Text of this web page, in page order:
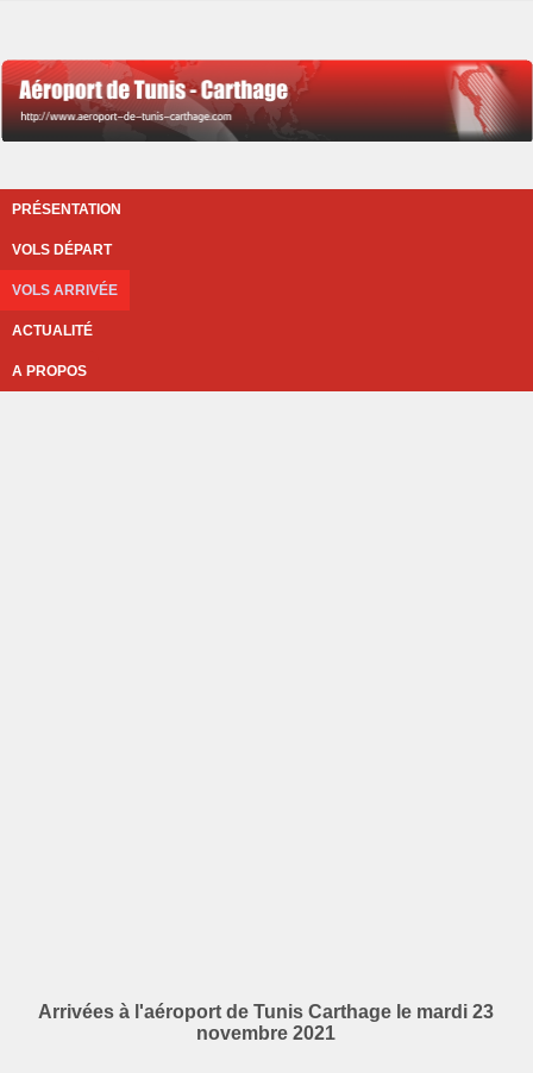
PRÉSENTATION
VOLS DÉPART
VOLS ARRIVÉE
ACTUALITÉ
A PROPOS
Arrivées à l'aéroport de Tunis Carthage le mardi 23
novembre 2021